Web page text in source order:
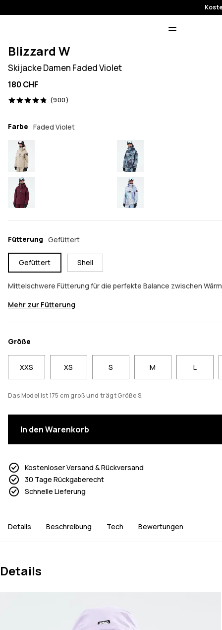
Blizzard W
Skijacke Damen Faded Violet
180 CHF
(900)
900 Reviews, 4.8/5
Farbe Faded Violet
Fütterung Gefüttert
Gefüttert Shell
Mittelschwere Fütterung für die perfekte Balance zwischen
Mehr zur Fütterung
Größe
XXS XS S M L
Das Model ist 175 cm groß und trägt Größe S.
In den Warenkorb
Kostenloser Versand & Rückversand
30 Tage Rückgaberecht
Schnelle Lieferung
Details Beschreibung Tech Bewertungen
Details